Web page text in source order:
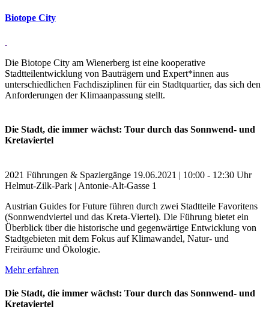
Bi­o­tope City
Die Biotope City am Wienerberg ist eine kooperative
Stadtteilentwicklung von Bauträgern und Expert*innen aus
unterschiedlichen Fachdisziplinen für ein Stadtquartier, das sich den
Anforderungen der Klimaanpassung stellt.
Die Stadt, die immer wächst: Tour durch das Sonnwend- und
Kretaviertel
2021 Führungen & Spaziergänge 19.06.2021 | 10:00 - 12:30 Uhr
Helmut-Zilk-Park | Antonie-Alt-Gasse 1
Austrian Guides for Future führen durch zwei Stadtteile Favoritens
(Sonnwendviertel und das Kreta-Viertel). Die Führung bietet ein
Überblick über die historische und gegenwärtige Entwicklung von
Stadtgebieten mit dem Fokus auf Klimawandel, Natur- und
Freiräume und Ökologie.
Mehr erfahren
Die Stadt, die immer wächst: Tour durch das Sonnwend- und
Kretaviertel